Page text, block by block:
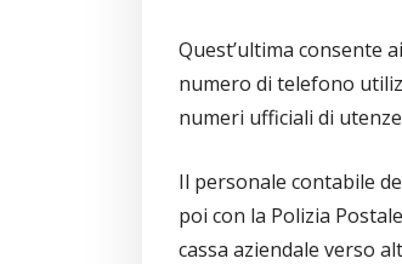
Quest’ultima consente
numero di telefono
numeri ufficiali di
Il personale contabile
poi con la Polizia
cassa aziendale verso